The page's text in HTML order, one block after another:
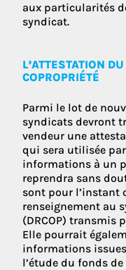
aux particularités
syndicat.
L’ATTESTATION
COPROPRIÉTÉ
Parmi le lot de
syndicats devront
vendeur une
qui sera utilisée
informations à un
reprendra sans
sont pour l’instant
renseignement au
(DRCOP) transmis
Elle pourrait
informations
l’étude du fonds de